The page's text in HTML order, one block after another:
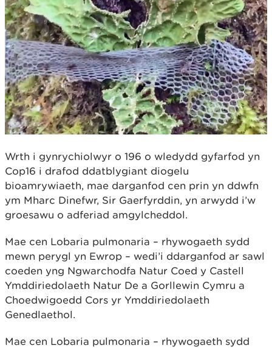
Wrth i gynrychiolwyr o 196 o wledydd gyfarfod yn
Cop16 i drafod ddatblygiant diogelu
bioamrywiaeth, mae darganfod cen prin yn ddwfn
ym Mharc Dinefwr, Sir Gaerfyrddin, yn arwydd i’w
groesawu o adferiad amgylcheddol.
Mae cen Lobaria pulmonaria – rhywogaeth sydd
mewn perygl yn Ewrop – wedi’i ddarganfod ar sawl
coeden yng Ngwarchodfa Natur Coed y Castell
Ymddiriedolaeth Natur De a Gorllewin Cymru a
Choedwigoedd Cors yr Ymddiriedolaeth
Genedlaethol.
Mae cen Lobaria pulmonaria – rhywogaeth sydd